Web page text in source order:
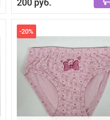
200 руб.
-20%